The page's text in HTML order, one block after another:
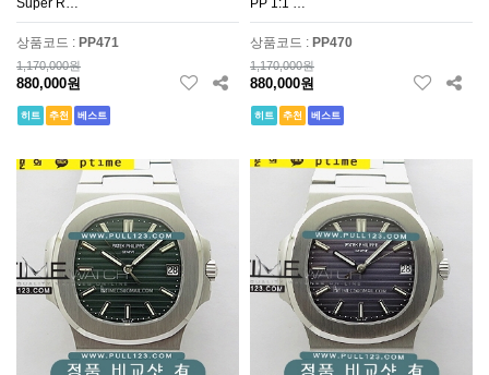
상품코드 : PP471
1,170,000원
880,000원
히트 추천 베스트
상품코드 : PP470
1,170,000원
880,000원
히트 추천 베스트